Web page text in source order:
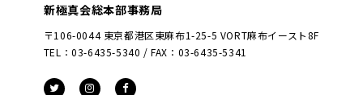
新極真会総本部事務局
〒106-0044 東京都港区東麻布1-25-5 VORT麻布イースト8F
TEL：03-6435-5340 / FAX：03-6435-5341